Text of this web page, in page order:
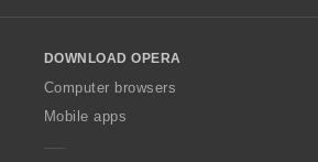
w
O
p
DOWNLOAD OPERA
Computer browsers
Mobile apps